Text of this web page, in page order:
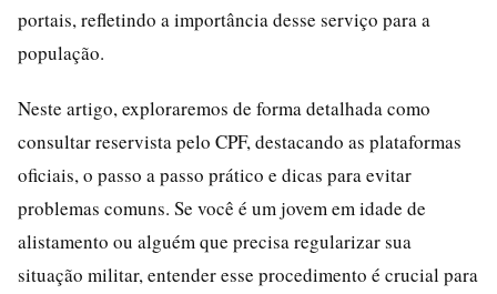
portais, refletindo a importância desse serviço para a
população.
Neste artigo, exploraremos de forma detalhada como
consultar reservista pelo CPF, destacando as plataformas
oficiais, o passo a passo prático e dicas para evitar
problemas comuns. Se você é um jovem em idade de
alistamento ou alguém que precisa regularizar sua
situação militar, entender esse procedimento é crucial para